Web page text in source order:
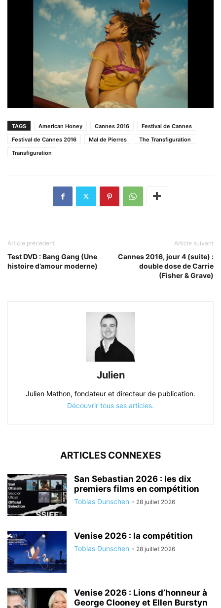
TAGS American Honey Cannes 2016
Festival de Cannes
Festival de Cannes 2016
Mal de Pierres
The Transfiguration
Transfiguration
Article précédent
Test DVD : Bang Gang (Une
histoire d’amour moderne)
Article suivant
Cannes 2016, jour 4 (suite) :
double dose de Carrie
(Fisher & Grave)
Julien
Julien Mathon, fondateur et directeur de publication.
Découvrir tous ses articles.
ARTICLES CONNEXES
San Sebastian 2026 : les dix
premiers films en compétition
Tobias Dunschen - 28 juillet 2026
Venise 2026 : la compétition
Tobias Dunschen - 28 juillet 2026
Venise 2026 : Lions d’honneur à
George Clooney et Ellen Burstyn